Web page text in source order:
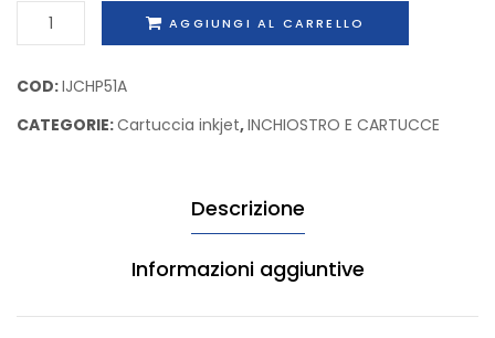
Cartuccia
inkjet
Rigenerata
alta
AGGIUNGI AL CARRELLO
COD:IJCHP51A
CATEGORIE:Cartuccia inkjet,INCHIOSTRO E CARTUCCE
Descrizione
Informazioni aggiuntive